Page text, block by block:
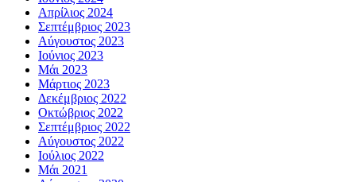
Απρίλιος 2024
Σεπτέμβριος 2023
Αύγουστος 2023
Ιούνιος 2023
Μάι 2023
Μάρτιος 2023
Δεκέμβριος 2022
Οκτώβριος 2022
Σεπτέμβριος 2022
Αύγουστος 2022
Ιούλιος 2022
Μάι 2021